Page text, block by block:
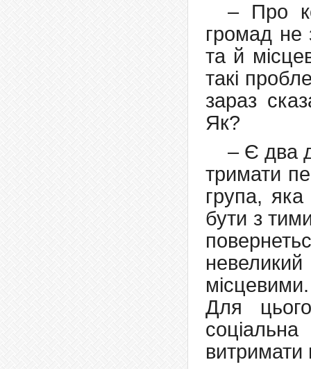
– Про
громад не
та й
такі
зараз
Як?
– Є два
тримати
група,
бути з
Для